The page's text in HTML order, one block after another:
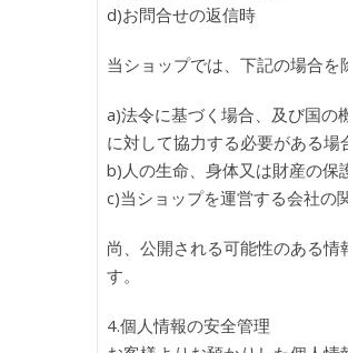
d)お問合せの返信時
当ショップでは、下記の場合を
a)法令に基づく場合、及び国の
に対して協力する必要がある場
b)人の生命、身体又は財産の保
c)当ショップを運営する会社の
尚、公開される可能性のある
す。
4.個人情報の安全管理